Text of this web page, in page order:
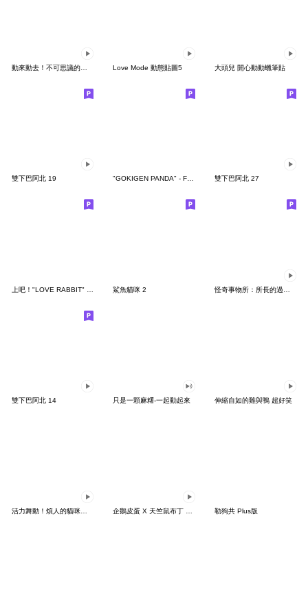
Love Mode 動態貼圖5 大頭兒 開心動動蠟筆貼
雙下巴阿北 19 "GOKIGEN PANDA" - Feeling / global 雙下巴阿北 27
鯊魚貓咪 2
雙下巴阿北 14 只是一顆麻糬-一起動起來 伸縮自如的雞與鴨 超好笑
活力舞動！煩人的貓咪★迷你版 2 企鵝皮蛋 X 天竺鼠布丁 有點厭世 勒狗共 Plus版